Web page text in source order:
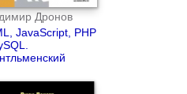
Дронов
JavaScript, PHP
издание)